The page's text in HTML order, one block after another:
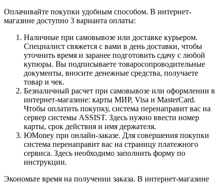
Оплачивайте покупки удобным способом. В интернет-
магазине доступно 3 варианта оплаты:
Наличные при самовывозе или доставке курьером.
Специалист свяжется с вами в день доставки, чтобы
уточнить время и заранее подготовить сдачу с любой
купюры. Вы подписываете товаросопроводительные
документы, вносите денежные средства, получаете
товар и чек.
Безналичный расчет при самовывозе или оформлении в
интернет-магазине: карты МИР, Visa и MasterCard.
Чтобы оплатить покупку, система перенаправит вас на
сервер системы ASSIST. Здесь нужно ввести номер
карты, срок действия и имя держателя.
ЮMoney при онлайн-заказе. Для совершения покупки
система перенаправит вас на страницу платежного
сервиса. Здесь необходимо заполнить форму по
инструкции.
Экономьте время на получении заказа. В интернет-магазине